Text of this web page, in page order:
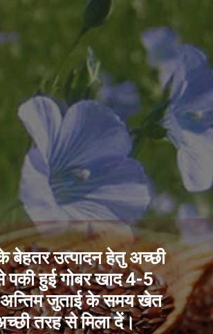
बेहतर उत्पादन हेतु अच्छी
पकी हुई गोबर खाद 4-5
जुताई के समय खेत
तरह से मिला देें।